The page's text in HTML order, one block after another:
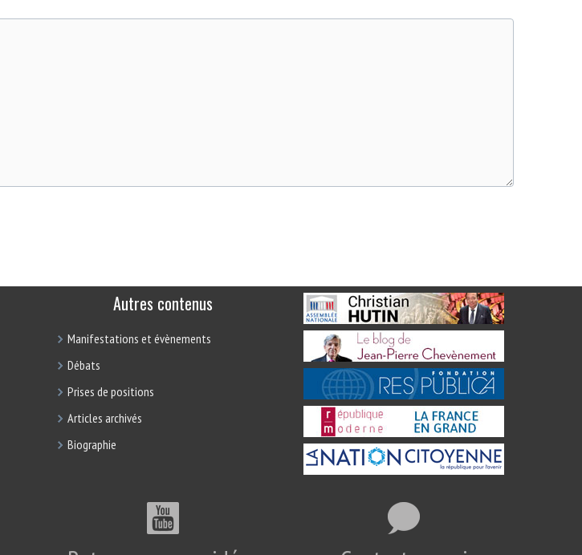
Autres contenus
Manifestations et évènements
Débats
Prises de positions
Articles archivés
Biographie